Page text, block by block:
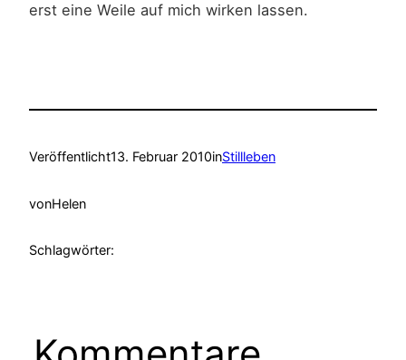
erst eine Weile auf mich wirken lassen.
Veröffentlicht13. Februar 2010inStillleben
vonHelen
Schlagwörter: